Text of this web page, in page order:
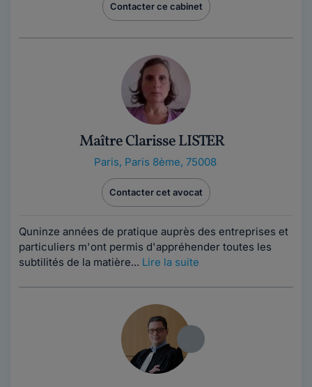
Contacter ce cabinet
Maître Clarisse LISTER
Paris, Paris 8ème, 75008
Contacter cet avocat
Quninze années de pratique auprès des entreprises et
particuliers m'ont permis d'appréhender toutes les
subtilités de la matière... Lire la suite